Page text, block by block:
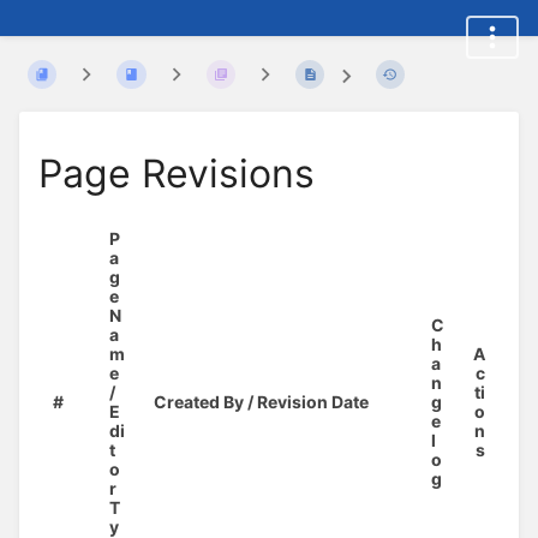
Page Revisions
#
P
a
g
e
N
a
m
e
/
E
di
t
o
r
T
y
Created By / Revision Date
C
h
a
n
g
e
l
o
g
A
c
ti
o
n
s